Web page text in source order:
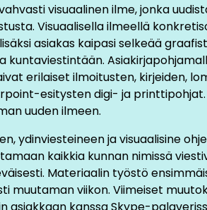
yhteiseen workshop-
kauneus yllätti tiimimmekin.
kunnan edustajien kanssa oli
muassa Uuraisten
ja toimistosihteerin kanssa
ja visiosta. Näitä tukemaan
benchmarkkeja eli muiden
ja kehittämiskohteita.
Creative Cruen sisäisessä
asiakkaan briefin pohjalta
visuaalinen ilme, jonka
Visuaalisella ilmeellä
asiakas kaipasi selkeää
erilaiset ilmoitusten, kirjeiden,
esitysten digi- ja
uuden ilmeen.
ydinviesteineen ja visuaalisine
kaikkia kunnan nimissä
Materiaalin työstö
muutaman viikon. Viimeiset
kanssa Skype-